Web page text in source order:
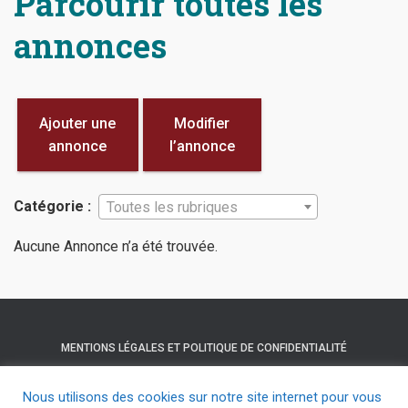
annonces
Ajouter une
annonce
Modifier
l’annonce
Catégorie : Toutes les rubriques
Aucune Annonce n’a été trouvée.
MENTIONS LÉGALES ET POLITIQUE DE CONFIDENTIALITÉ
NOUS CONTACTER HELLOASSO
Nous utilisons des cookies sur notre site internet pour vous